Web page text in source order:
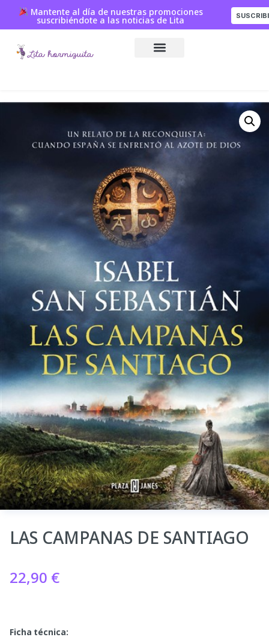
Mantente al día de nuestras promociones
suscribiéndote a las noticias de Lita
LAS CAMPANAS DE SANTIAGO
22,90 €
Ficha técnica: